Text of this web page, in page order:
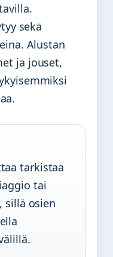
sekä
Alustan
ja jouset,
tarkistaa
tai
sillä osien